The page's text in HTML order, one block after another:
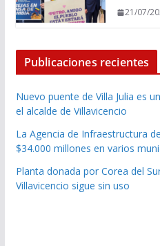
21/07/
Publicaciones recientes
Nuevo puente de Villa Julia es
el alcalde de Villavicencio
La Agencia de Infraestructura
$34.000 millones en varios
Planta donada por Corea del
Villavicencio sigue sin uso